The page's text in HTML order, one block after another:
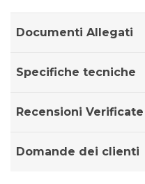
Documenti Allegati
Specifiche tecniche
Recensioni Verificate
Domande dei clienti